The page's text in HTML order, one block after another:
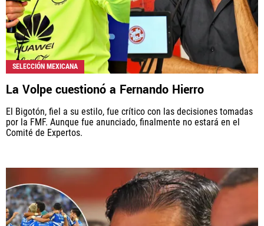
SELECCIÓN MEXICANA
La Volpe cuestionó a Fernando Hierro
El Bigotón, fiel a su estilo, fue crítico con las decisiones tomadas
por la FMF. Aunque fue anunciado, finalmente no estará en el
Comité de Expertos.